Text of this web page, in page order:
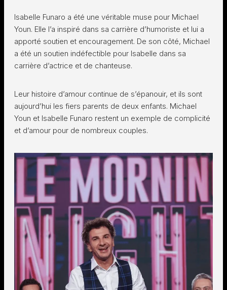
Isabelle Funaro a été une véritable muse pour Michael
Youn. Elle l’a inspiré dans sa carrière d’humoriste et lui a
apporté soutien et encouragement. De son côté, Michael
a été un soutien indéfectible pour Isabelle dans sa
carrière d’actrice et de chanteuse.
Leur histoire d’amour continue de s’épanouir, et ils sont
aujourd’hui les fiers parents de deux enfants. Michael
Youn et Isabelle Funaro restent un exemple de complicité
et d’amour pour de nombreux couples.